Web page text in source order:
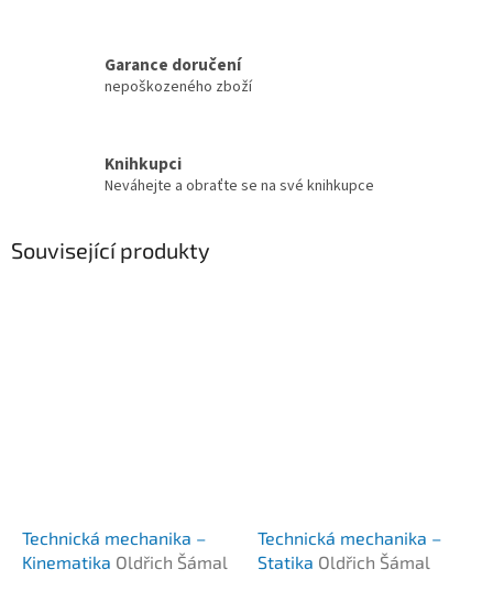
Garance doručení
nepoškozeného zboží
Knihkupci
Neváhejte a obraťte se na své knihkupce
Související produkty
Technická mechanika –
Kinematika Oldřich Šámal
Technická mechanika –
Statika Oldřich Šámal